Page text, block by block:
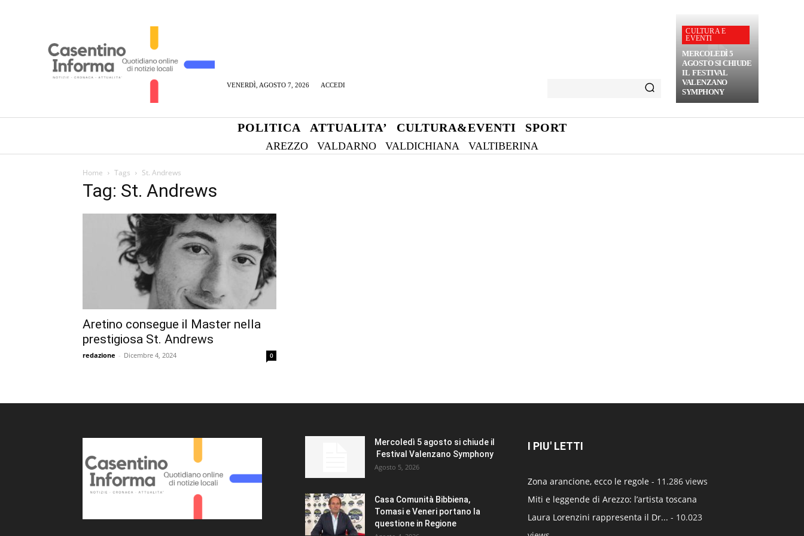
VENERDÌ, AGOSTO 7, 2026 ACCEDI
CULTURA E
EVENTI
MERCOLEDÌ 5
AGOSTO SI CHIUDE
IL FESTIVAL
VALENZANO
SYMPHONY
POLITICA ATTUALITA’ CULTURA&EVENTI SPORT
AREZZO VALDARNO VALDICHIANA VALTIBERINA
Home Tags St. Andrews
Tag: St. Andrews
Aretino consegue il Master nella
prestigiosa St. Andrews
redazione - Dicembre 4, 2024 0
Mercoledì 5 agosto si chiude il
Festival Valenzano Symphony
Agosto 5, 2026
Casa Comunità Bibbiena,
Tomasi e Veneri portano la
questione in Regione
I PIU' LETTI
Zona arancione, ecco le regole - 11.286 views
Miti e leggende di Arezzo: l’artista toscana
Laura Lorenzini rappresenta il Dr... - 10.023